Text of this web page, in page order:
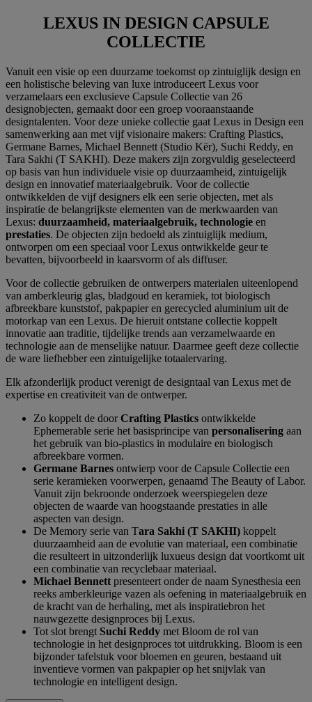
LEXUS IN DESIGN CAPSULE
COLLECTIE
Vanuit een visie op een duurzame toekomst op zintuiglijk design en
een holistische beleving van luxe introduceert Lexus voor
verzamelaars een exclusieve Capsule Collectie van 26
designobjecten, gemaakt door een groep vooraanstaande
designtalenten. Voor deze unieke collectie gaat Lexus in Design een
samenwerking aan met vijf visionaire makers: Crafting Plastics,
Germane Barnes, Michael Bennett (Studio Kër), Suchi Reddy, en
Tara Sakhi (T SAKHI). Deze makers zijn zorgvuldig geselecteerd
op basis van hun individuele visie op duurzaamheid, zintuigelijk
design en innovatief materiaalgebruik. Voor de collectie
ontwikkelden de vijf designers elk een serie objecten, met als
inspiratie de belangrijkste elementen van de merkwaarden van
Lexus: duurzaamheid, materiaalgebruik, technologie en
prestaties. De objecten zijn bedoeld als zintuiglijk medium,
ontworpen om een speciaal voor Lexus ontwikkelde geur te
bevatten, bijvoorbeeld in kaarsvorm of als diffuser.
Voor de collectie gebruiken de ontwerpers materialen uiteenlopend
van amberkleurig glas, bladgoud en keramiek, tot biologisch
afbreekbare kunststof, pakpapier en gerecycled aluminium uit de
motorkap van een Lexus. De hieruit ontstane collectie koppelt
innovatie aan traditie, tijdelijke trends aan verzamelwaarde en
technologie aan de menselijke natuur. Daarmee geeft deze collectie
de ware liefhebber een zintuigelijke totaalervaring.
Elk afzonderlijk product verenigt de designtaal van Lexus met de
expertise en creativiteit van de ontwerper.
Zo koppelt de doorCrafting Plastics ontwikkelde
Ephemerable serie het basisprincipe van personalisering aan
het gebruik van bio-plastics in modulaire en biologisch
afbreekbare vormen.
Germane Barnes ontwierp voor de Capsule Collectie een
serie keramieken voorwerpen, genaamd The Beauty of Labor.
Vanuit zijn bekroonde onderzoek weerspiegelen deze
objecten de waarde van hoogstaande prestaties in alle
aspecten van design.
De Memory serie van Tara Sakhi (T SAKHI) koppelt
duurzaamheid aan de evolutie van materiaal, een combinatie
die resulteert in uitzonderlijk luxueus design dat voortkomt uit
een combinatie van recyclebaar materiaal.
Michael Bennett presenteert onder de naam Synesthesia een
reeks amberkleurige vazen als oefening in materiaalgebruik en
de kracht van de herhaling, met als inspiratiebron het
nauwgezette designproces bij Lexus.
Tot slot brengt Suchi Reddy met Bloom de rol van
technologie in het designproces tot uitdrukking. Bloom is een
bijzonder tafelstuk voor bloemen en geuren, bestaand uit
inventieve vormen van pakpapier op het snijvlak van
technologie en intelligent design.